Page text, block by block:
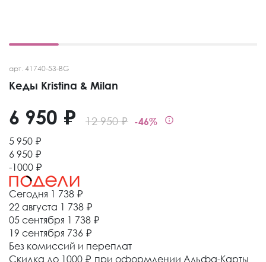
арт. 41740-53-BG
Кеды Kristina & Milan
12 950 ₽ -46%
6 950 ₽
5 950 ₽
6 950 ₽
-1000 ₽
Сегодня 1 738 ₽
22 августа 1 738 ₽
05 сентября 1 738 ₽
19 сентября 736 ₽
Без комиссий и переплат
Cкидка до 1000 ₽ при оформлении Альфа-Карты